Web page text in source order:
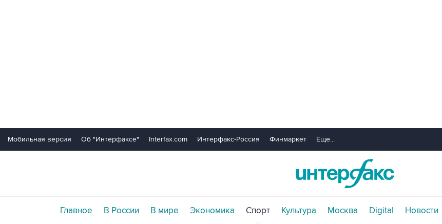
Мобильная версия Об "Интерфаксе" Interfax.com Интерфакс-Россия Финмаркет Еще...
Главное В России В мире Экономика Спорт Культура Москва Digital Новости